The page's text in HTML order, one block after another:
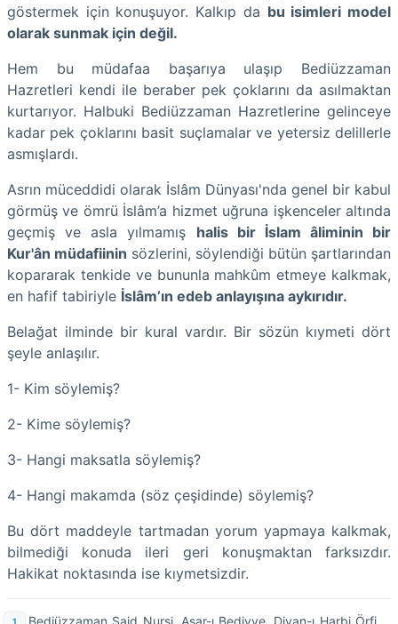
göstermek için konuşuyor. Kalkıp da bu isimleri model
olarak sunmak için değil.
Hem bu müdafaa başarıya ulaşıp Bediüzzaman
Hazretleri kendi ile beraber pek çoklarını da asılmaktan
kurtarıyor. Halbuki Bediüzzaman Hazretlerine gelinceye
kadar pek çoklarını basit suçlamalar ve yetersiz delillerle
asmışlardı.
Asrın müceddidi olarak İslâm Dünyası'nda genel bir kabul
görmüş ve ömrü İslâm’a hizmet uğruna işkenceler altında
geçmiş ve asla yılmamış halis bir İslam âliminin bir
Kur'ân müdafiinin sözlerini, söylendiği bütün şartlarından
kopararak tenkide ve bununla mahkûm etmeye kalkmak,
en hafif tabiriyle İslâm’ın edeb anlayışına aykırıdır.
Belağat ilminde bir kural vardır. Bir sözün kıymeti dört
şeyle anlaşılır.
1- Kim söylemiş?
2- Kime söylemiş?
3- Hangi maksatla söylemiş?
4- Hangi makamda (söz çeşidinde) söylemiş?
Bu dört maddeyle tartmadan yorum yapmaya kalkmak,
bilmediği konuda ileri geri konuşmaktan farksızdır.
Hakikat noktasında ise kıymetsizdir.
Bediüzzaman Said Nursi, Asar-ı Bediyye, Divan-ı Harbi Örfi